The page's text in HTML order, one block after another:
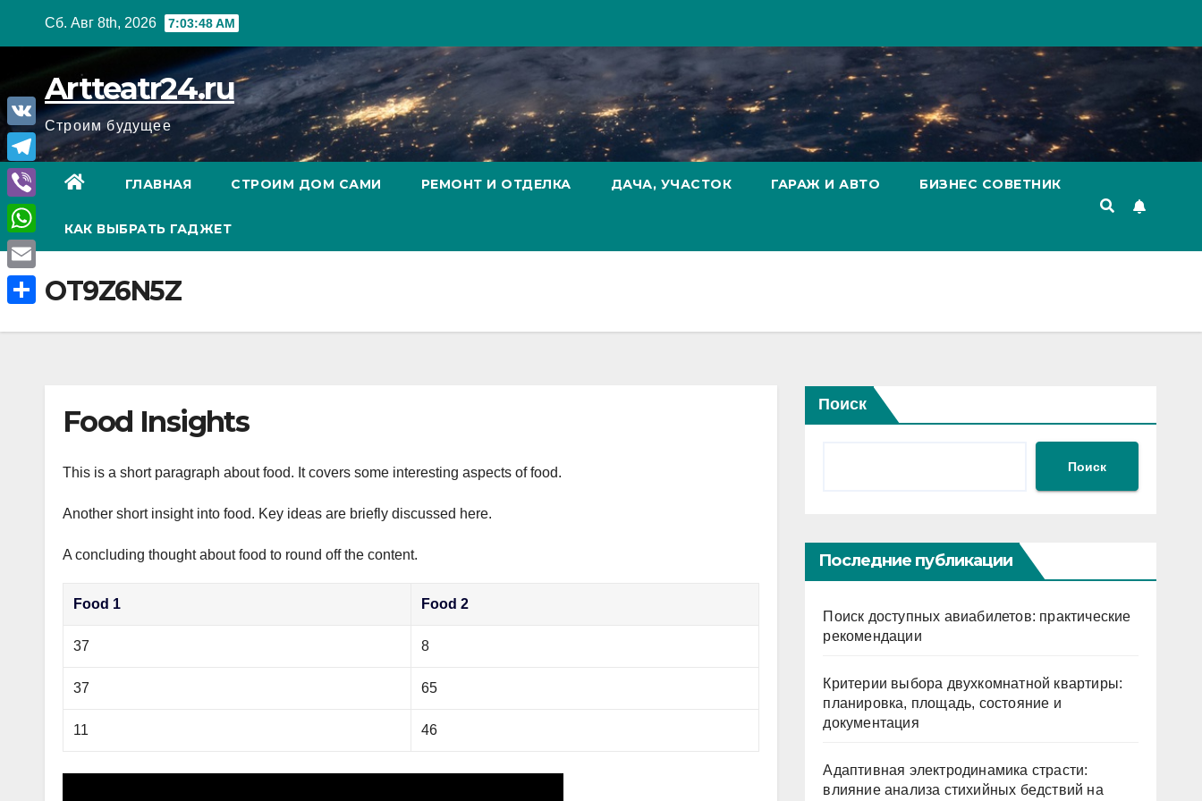
Сб. Авг 8th, 2026 7:03:49 AM
Artteatr24.ru
Строим будущее
ГЛАВНАЯ СТРОИМ ДОМ САМИ РЕМОНТ И ОТДЕЛКА ДАЧА, УЧАСТОК ГАРАЖ И АВТО БИЗНЕС СОВЕТНИК
КАК ВЫБРАТЬ ГАДЖЕТ
OT9Z6N5Z
Food Insights
This is a short paragraph about food. It covers some interesting aspects of food.
Another short insight into food. Key ideas are briefly discussed here.
A concluding thought about food to round off the content.
Food 1 Food 2
37 8
37 65
11 46
Поиск
Поиск
Последние публикации
Поиск доступных авиабилетов: практические
рекомендации
Критерии выбора двухкомнатной квартиры:
планировка, площадь, состояние и
документация
Адаптивная электродинамика страсти:
влияние анализа стихийных бедствий на
V
K
T
e
l
e
g
V
i
b
e
W
h
a
t
E